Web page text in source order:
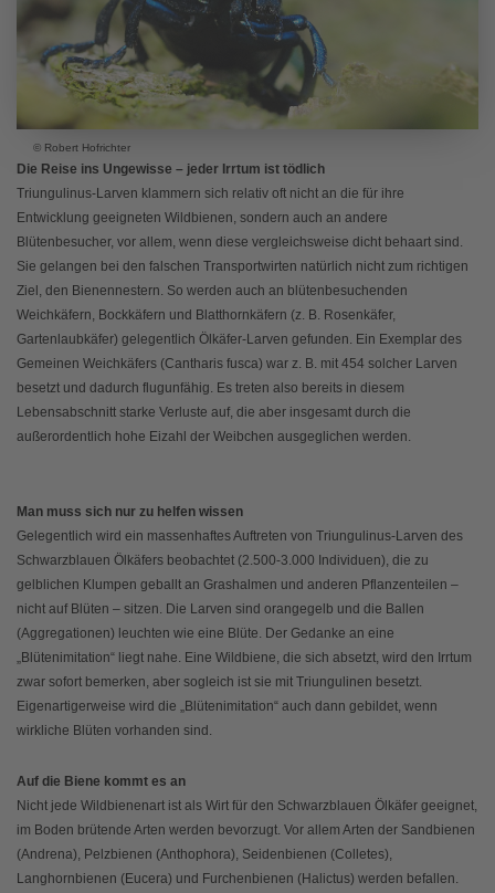
© Robert Hofrichter
Die Reise ins Ungewisse – jeder Irrtum ist tödlich
Triungulinus-Larven klammern sich relativ oft nicht an die für ihre
Entwicklung geeigneten Wildbienen, sondern auch an andere
Blütenbesucher, vor allem, wenn diese vergleichsweise dicht behaart sind.
Sie gelangen bei den falschen Transportwirten natürlich nicht zum richtigen
Ziel, den Bienennestern. So werden auch an blütenbesuchenden
Weichkäfern, Bockkäfern und Blatthornkäfern (z. B. Rosenkäfer,
Gartenlaubkäfer) gelegentlich Ölkäfer-Larven gefunden. Ein Exemplar des
Gemeinen Weichkäfers (Cantharis fusca) war z. B. mit 454 solcher Larven
besetzt und dadurch flugunfähig. Es treten also bereits in diesem
Lebensabschnitt starke Verluste auf, die aber insgesamt durch die
außerordentlich hohe Eizahl der Weibchen ausgeglichen werden.
Man muss sich nur zu helfen wissen
Gelegentlich wird ein massenhaftes Auftreten von Triungulinus-Larven des
Schwarzblauen Ölkäfers beobachtet (2.500-3.000 Individuen), die zu
gelblichen Klumpen geballt an Grashalmen und anderen Pflanzenteilen –
nicht auf Blüten – sitzen. Die Larven sind orangegelb und die Ballen
(Aggregationen) leuchten wie eine Blüte. Der Gedanke an eine
„Blütenimitation“ liegt nahe. Eine Wildbiene, die sich absetzt, wird den Irrtum
zwar sofort bemerken, aber sogleich ist sie mit Triungulinen besetzt.
Eigenartigerweise wird die „Blütenimitation“ auch dann gebildet, wenn
wirkliche Blüten vorhanden sind.
Auf die Biene kommt es an
Nicht jede Wildbienenart ist als Wirt für den Schwarzblauen Ölkäfer geeignet,
im Boden brütende Arten werden bevorzugt. Vor allem Arten der Sandbienen
(Andrena), Pelzbienen (Anthophora), Seidenbienen (Colletes),
Langhornbienen (Eucera) und Furchenbienen (Halictus) werden befallen.